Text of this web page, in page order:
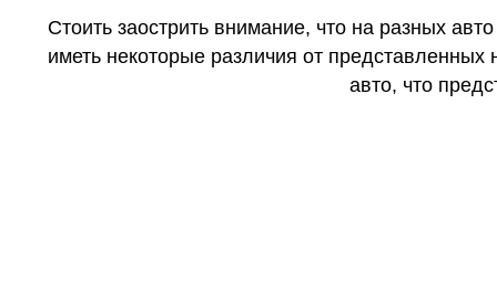
Стоить заострить внимание, что на разных
иметь некоторые различия от
авто, что